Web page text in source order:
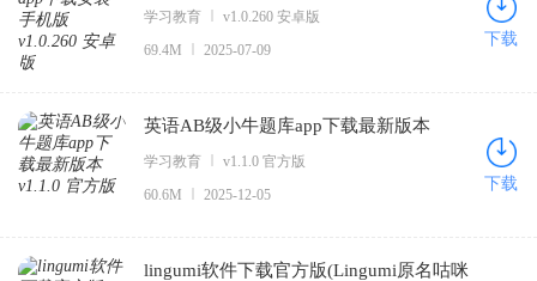
卓版
学习教育
v1.0.260 安卓版
69.4M
2025-07-09
下载
英语AB级小牛题库app下载最新版本
v1.1.0 官方版
学习教育
v1.1.0 官方版
60.6M
2025-12-05
下载
lingumi软件下载官方版(Lingumi原名咕咪